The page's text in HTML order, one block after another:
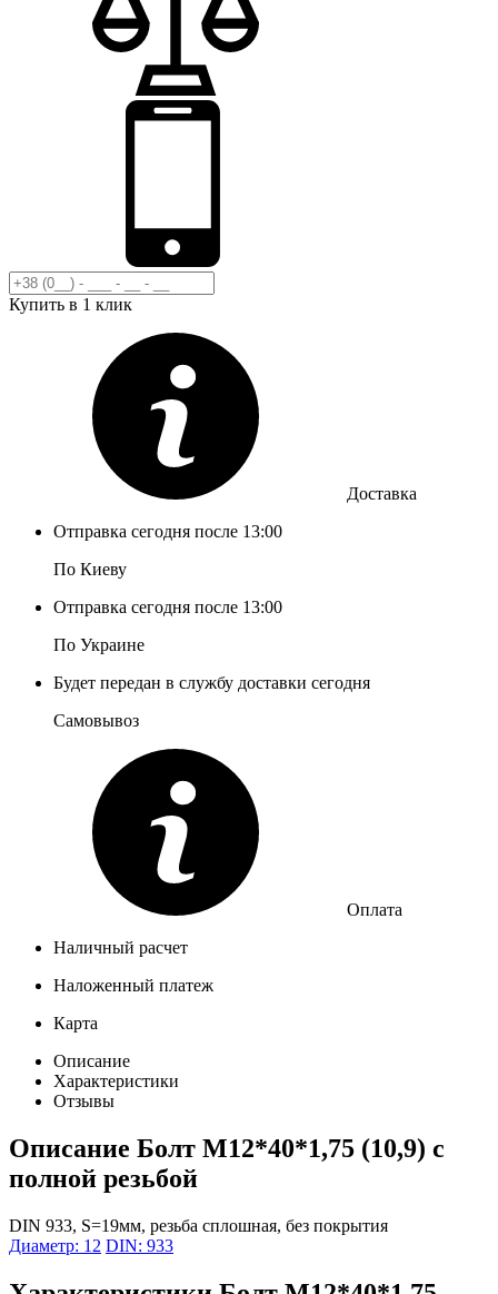
Купить в 1 клик
Доставка
Отправка сегодня после 13:00
По Киеву
Отправка сегодня после 13:00
По Украине
Будет передан в службу доставки сегодня
Самовывоз
Оплата
Наличный расчет
Наложенный платеж
Карта
Описание
Характеристики
Отзывы
Описание Болт М12*40*1,75 (10,9) с
полной резьбой
DIN 933, S=19мм, резьба сплошная, без покрытия
Диаметр: 12 DIN: 933